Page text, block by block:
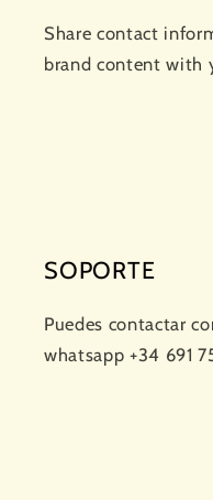
Share contact
brand content with
SOPORTE
Puedes contactar
whatsapp +34 691